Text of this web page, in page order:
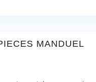
MANDUEL